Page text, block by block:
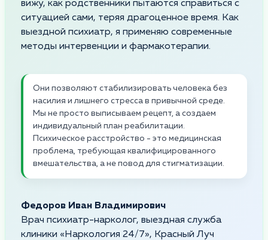
вижу, как родственники пытаются справиться с
ситуацией сами, теряя драгоценное время. Как
выездной психиатр, я применяю современные
методы интервенции и фармакотерапии.
Они позволяют стабилизировать человека без
насилия и лишнего стресса в привычной среде.
Мы не просто выписываем рецепт, а создаем
индивидуальный план реабилитации.
Психическое расстройство - это медицинская
проблема, требующая квалифицированного
вмешательства, а не повод для стигматизации.
Федоров Иван Владимирович
Врач психиатр-нарколог, выездная служба
клиники «Наркология 24/7», Красный Луч